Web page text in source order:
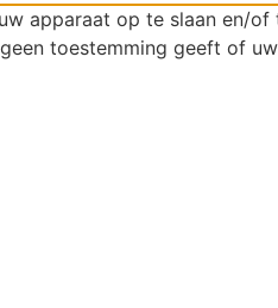
apparaat op te slaan en/
toestemming geeft of